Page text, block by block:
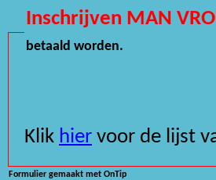
Inschrijven
betaald worden.
Klik hier voor de lijst
Formulier gemaakt met OnTip